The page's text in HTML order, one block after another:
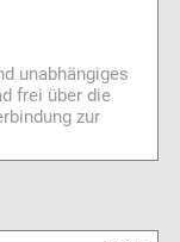
unabhängiges
frei über die
zur